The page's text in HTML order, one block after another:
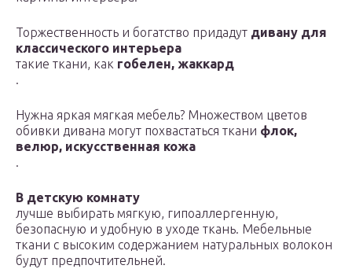
Торжественность и богатство придадут дивану для
классического интерьера
такие ткани, как гобелен, жаккард
.
Нужна яркая мягкая мебель? Множеством цветов
обивки дивана могут похвастаться ткани флок,
велюр, искусственная кожа
.
В детскую комнату
лучше выбирать мягкую, гипоаллергенную,
безопасную и удобную в уходе ткань. Мебельные
ткани с высоким содержанием натуральных волокон
будут предпочтительней.